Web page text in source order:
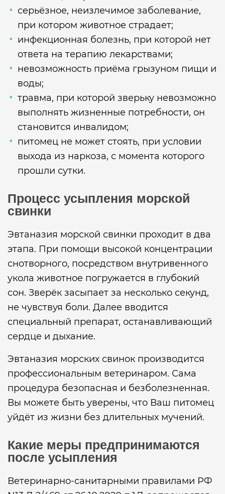
серьёзное, неизлечимое заболевание,
при котором животное страдает;
инфекционная болезнь, при которой нет
ответа на терапию лекарствами;
невозможность приёма грызуном пищи и
воды;
травма, при которой зверьку невозможно
выполнять жизненные потребности, он
становится инвалидом;
питомец не может стоять, при условии
выхода из наркоза, с момента которого
прошли сутки.
Процесс усыпления морской
свинки
Эвтаназия морской свинки проходит в два
этапа. При помощи высокой концентрации
снотворного, посредством внутривенного
укола животное погружается в глубокий
сон. Зверёк засыпает за несколько секунд,
не чувствуя боли. Далее вводится
специальный препарат, останавливающий
сердце и дыхание.
Эвтаназия морских свинок производится
профессиональным ветеринаром. Сама
процедура безопасная и безболезненная.
Вы можете быть уверены, что Ваш питомец
уйдёт из жизни без длительных мучений.
Какие меры предпринимаются
после усыпления
Ветеринарно-санитарными правилами РФ